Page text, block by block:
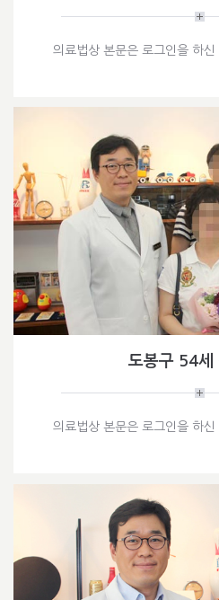
의료법상 본문은 로그인을 하신
도봉구 54세
의료법상 본문은 로그인을 하신